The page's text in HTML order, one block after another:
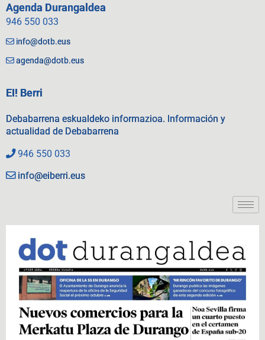
Agenda Durangaldea
946 550 033
info@dotb.eus
agenda@dotb.eus
EI! Berri
Debabarrena eskualdeko informazioa. Información y
actualidad de Debabarrena
946 550 033
info@eiberri.eus